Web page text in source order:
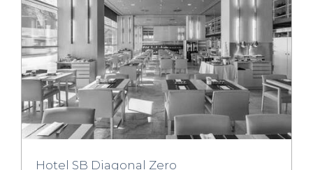
Hotel SB Diagonal Zero